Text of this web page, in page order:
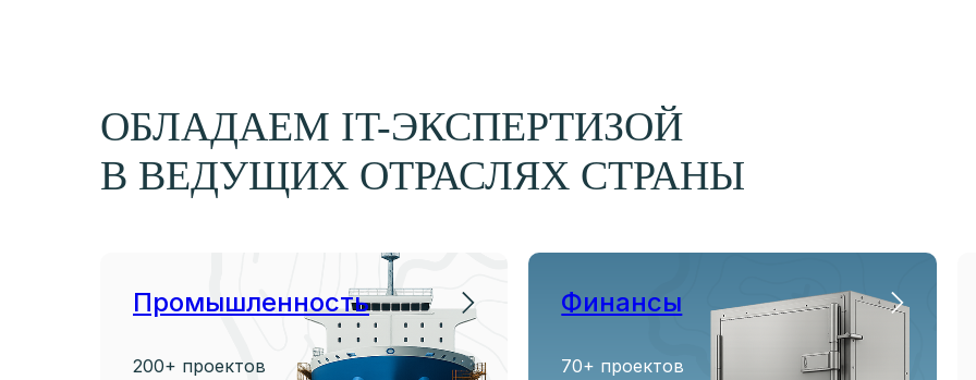
ОБЛАДАЕМ IT-ЭКСПЕРТИЗОЙ
В ВЕДУЩИХ ОТРАСЛЯХ СТРАНЫ
Промышленность
200+ проектов
Финансы
70+ проектов